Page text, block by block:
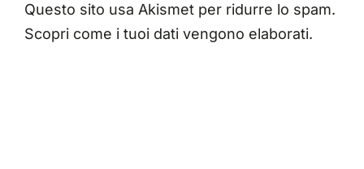
Questo sito usa Akismet per ridurre lo spam.
Scopri come i tuoi dati vengono elaborati.